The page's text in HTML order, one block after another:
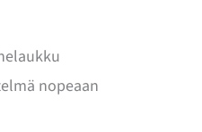
nopeaan